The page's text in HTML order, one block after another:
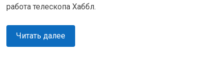
работа телескопа Хаббл.
Читать далее